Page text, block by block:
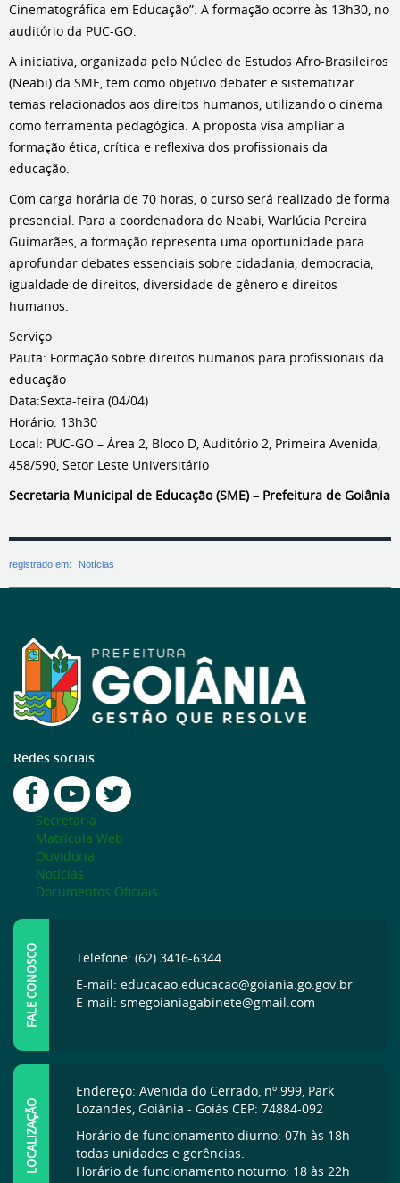
Cinematográfica em Educação”. A formação ocorre às 13h30, no
auditório da PUC-GO.
A iniciativa, organizada pelo Núcleo de Estudos Afro-Brasileiros
(Neabi) da SME, tem como objetivo debater e sistematizar
temas relacionados aos direitos humanos, utilizando o cinema
como ferramenta pedagógica. A proposta visa ampliar a
formação ética, crítica e reflexiva dos profissionais da
educação.
Com carga horária de 70 horas, o curso será realizado de forma
presencial. Para a coordenadora do Neabi, Warlúcia Pereira
Guimarães, a formação representa uma oportunidade para
aprofundar debates essenciais sobre cidadania, democracia,
igualdade de direitos, diversidade de gênero e direitos
humanos.
Serviço
Pauta: Formação sobre direitos humanos para profissionais da
educação
Data:Sexta-feira (04/04)
Horário: 13h30
Local: PUC-GO – Área 2, Bloco D, Auditório 2, Primeira Avenida,
458/590, Setor Leste Universitário
Secretaria Municipal de Educação (SME) – Prefeitura de Goiânia
registrado em: Notícias
Redes sociais
Secretaria
Matrícula Web
Ouvidoria
Notícias
Documentos Oficiais
FALE CONOSCO
Telefone: (62) 3416-6344
E-mail: educacao.educacao@goiania.go.gov.br
E-mail: smegoianiagabinete@gmail.com
LOCALIZAÇÃO
Endereço: Avenida do Cerrado, nº 999, Park
Lozandes, Goiânia - Goiás CEP: 74884-092
Horário de funcionamento diurno: 07h às 18h
todas unidades e gerências.
Horário de funcionamento noturno: 18 às 22h